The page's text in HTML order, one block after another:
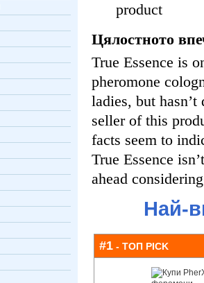
product
Цялостното
True Essence is
pheromone
ladies, but
seller of this
facts seem to
True Essence
ahead
Най-
#1 - ТОП PICK